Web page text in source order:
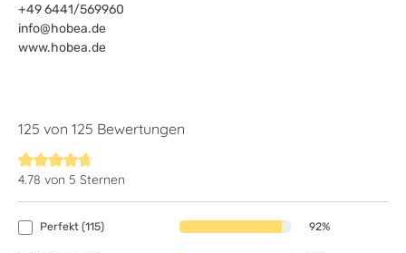
+49 6441/569960
info@hobea.de
www.hobea.de
125 von 125 Bewertungen
Durchschnittliche Bewertung von 4.7 von 5 Sternen
4.78 von 5 Sternen
Perfekt (115) 92%